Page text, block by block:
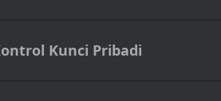
Kunci Pribadi